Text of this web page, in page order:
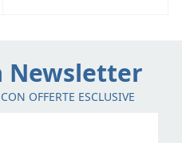
Newsletter
OFFERTE ESCLUSIVE